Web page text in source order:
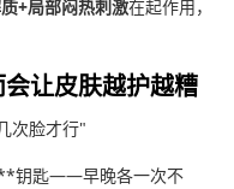
+局部闷热刺激在起作用，
让皮肤越护越糟
次脸才行"
钥匙——早晚各一次不